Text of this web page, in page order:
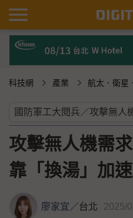
科技網 產業 航太．衛星
攻擊無人機需
靠「換湯」加
廖家宜／台北 2025/